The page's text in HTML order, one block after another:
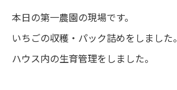
本日の第一農園の現場です。
いちごの収穫・パック詰めをしました。
ハウス内の生育管理をしました。